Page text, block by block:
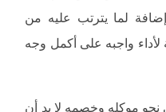
إضافة لما يترتب عليه من
لأداء واجبه على أكمل وجه
موكله وخصمه لا بد أن